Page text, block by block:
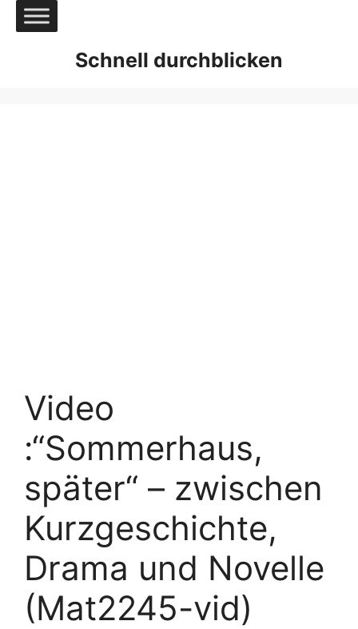
Zum
Inhalt
Schnell durchblicken
Video
:“Sommerhaus,
später“ – zwischen
Kurzgeschichte,
Drama und Novelle
(Mat2245-vid)